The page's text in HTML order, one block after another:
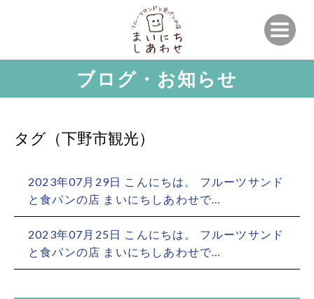
ブログ・お知らせ
タグ（下野市観光）
2023年07月29日 こんにちは。 フルーツサンド
と食パンの店 まいにちしあわせで…
2023年07月25日 こんにちは。 フルーツサンド
と食パンの店 まいにちしあわせで…